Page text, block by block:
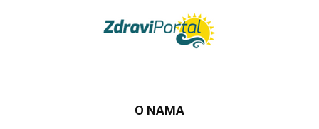
O NAMA